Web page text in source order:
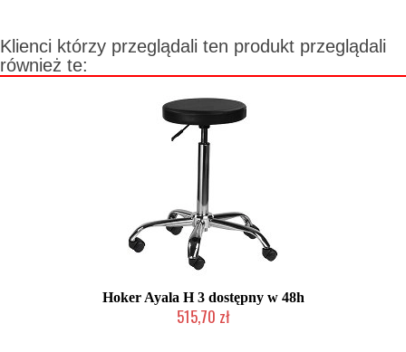
Klienci którzy przeglądali ten produkt przeglądali
również te:
Hoker Ayala H 3 dostępny w 48h
515,70 zł